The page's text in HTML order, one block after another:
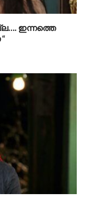
ഇന്നത്തെ